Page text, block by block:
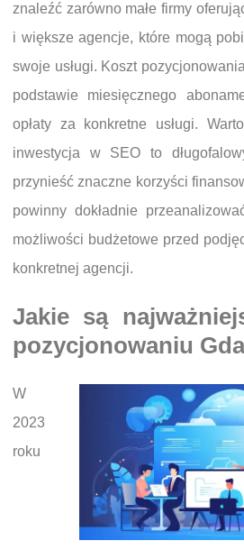
znaleźć zarówno małe firmy
i większe agencje, które mogą
swoje usługi. Koszt
podstawie miesięcznego
opłaty za konkretne usługi.
inwestycja w SEO to
przynieść znaczne korzyści
powinny dokładnie
możliwości budżetowe przed
konkretnej agencji.
Jakie są
pozycjonowaniu
W
2023
roku